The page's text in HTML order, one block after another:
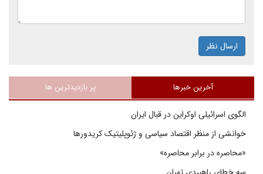
ارسال نظر
آخرین خبرها پر بازدیدترین ها
الگوی اسرائیلی اوکراین در قبال ایران
خوانشی از منظر اقتصاد سیاسی و ژئوپلیتیک کریدورها
«محاصره در برابر محاصره»